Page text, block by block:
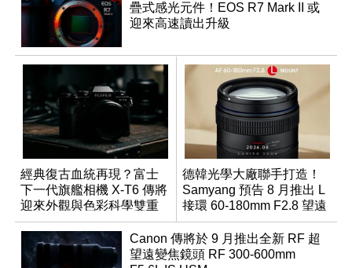
疊式感光元件！EOS R7 Mark II 或
迎來高速讀出升級
經典復古血統再現？富士
下一代旗艦相機 X-T6 傳將
迎來外觀與色彩科學雙重
優化
德韓光學大廠聯手打造！
Samyang 預告 8 月推出 L
接環 60-180mm F2.8 望遠
變焦鏡
Canon 傳將於 9 月推出全新 RF 超
望遠變焦鏡頭 RF 300-600mm